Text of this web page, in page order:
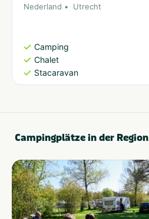
Nederland Utrecht
Camping
Chalet
Stacaravan
Campingplätze in der Region